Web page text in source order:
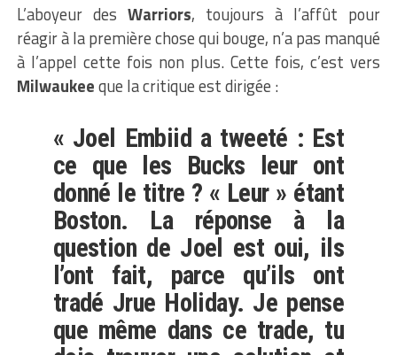
L’aboyeur des Warriors, toujours à l’affût pour
réagir à la première chose qui bouge, n’a pas manqué
à l’appel cette fois non plus. Cette fois, c’est vers
Milwaukeeque la critique est dirigée :
« Joel Embiid a tweeté : Est
ce que les Bucks leur ont
donné le titre ? « Leur » étant
Boston. La réponse à la
question de Joel est oui, ils
l’ont fait, parce qu’ils ont
tradé Jrue Holiday. Je pense
que même dans ce trade, tu